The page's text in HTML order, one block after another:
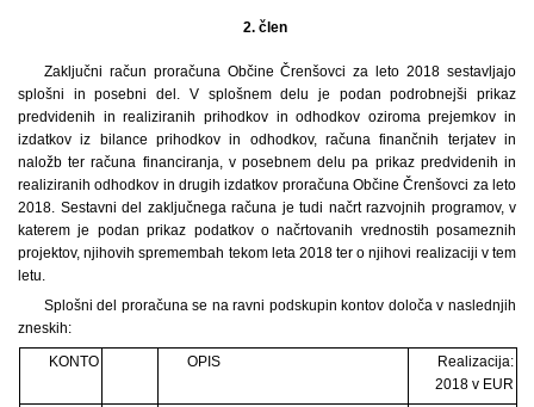
2. člen
Zaključni račun proračuna Občine Črenšovci za leto 2018 sestavljajo
splošni in posebni del. V splošnem delu je podan podrobnejši prikaz
predvidenih in realiziranih prihodkov in odhodkov oziroma prejemkov in
izdatkov iz bilance prihodkov in odhodkov, računa finančnih terjatev in
naložb ter računa financiranja, v posebnem delu pa prikaz predvidenih in
realiziranih odhodkov in drugih izdatkov proračuna Občine Črenšovci za leto
2018. Sestavni del zaključnega računa je tudi načrt razvojnih programov, v
katerem je podan prikaz podatkov o načrtovanih vrednostih posameznih
projektov, njihovih spremembah tekom leta 2018 ter o njihovi realizaciji v tem
letu.
Splošni del proračuna se na ravni podskupin kontov določa v naslednjih
zneskih:
KONTO
OPIS
Realizacija:
2018 v EUR